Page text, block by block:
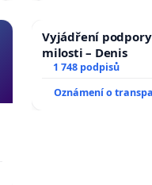
Vyjádření
milosti – Denis
1 748 podpisů
Oznámení o